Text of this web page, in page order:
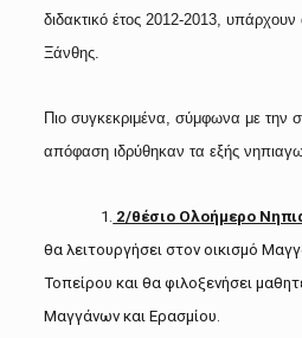
διδακτικό έτος 2012-2013,
Ξάνθης.
Πιο συγκεκριμένα, σύμφωνα με την
απόφαση ιδρύθηκαν τα εξής
1. 2/θέσιο Ολοήμερο
θα λειτουργήσει στον οικισμό
Τοπείρου και θα φιλοξενήσει
Μαγγάνων και Ερασμίου.